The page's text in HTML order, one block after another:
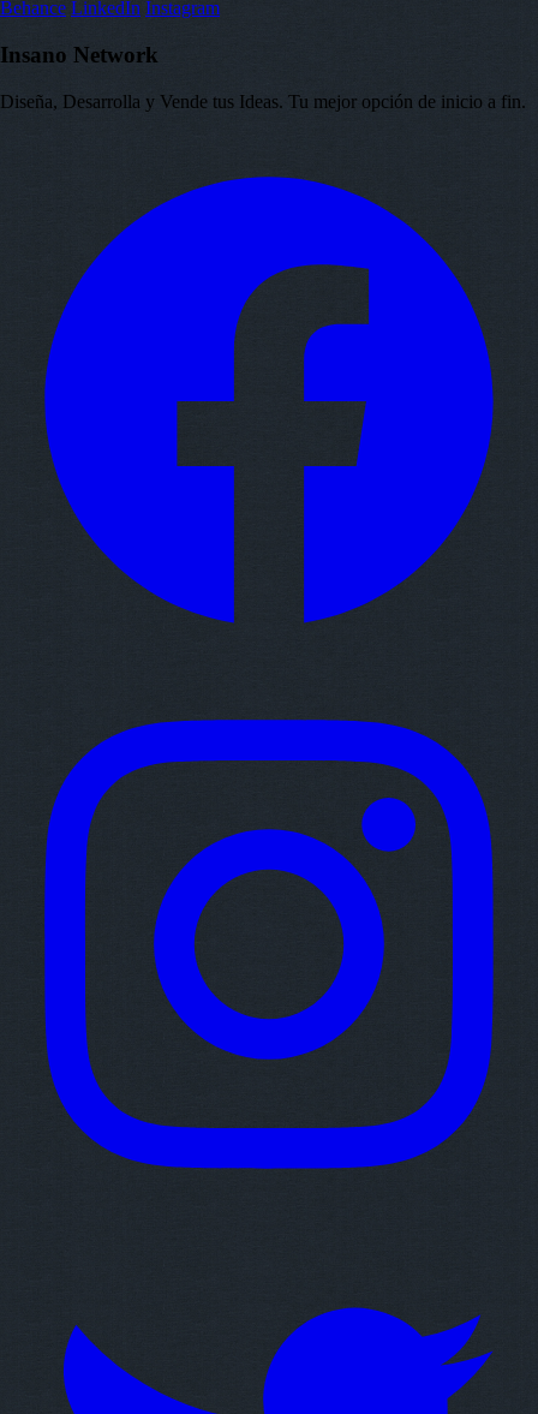
Behance LinkedIn Instagram
Insano Network
Diseña, Desarrolla y Vende tus Ideas. Tu mejor opción de inicio a fin.